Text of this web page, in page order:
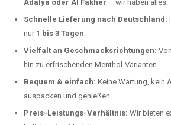
Adalya oder Al Fakher – wir haben alles.
Schnelle Lieferung nach Deutschland:
nur 1 bis 3 Tagen.
Vielfalt an Geschmacksrichtungen:
hin zu erfrischenden Menthol-Varianten.
Bequem & einfach: Keine Wartung, kein
auspacken und genießen.
Preis-Leistungs-Verhältnis: Wir bieten